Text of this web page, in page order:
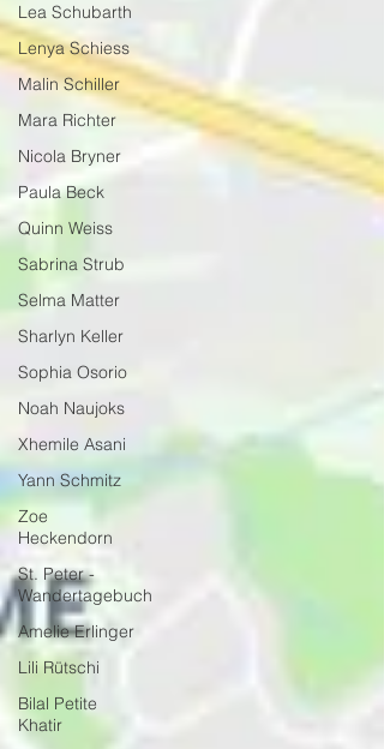
Lea Schubarth
Lenya Schiess
Malin Schiller
Mara Richter
Nicola Bryner
Paula Beck
Quinn Weiss
Sabrina Strub
Selma Matter
Sharlyn Keller
Sophia Osorio
Noah Naujoks
Xhemile Asani
Yann Schmitz
Zoe
Heckendorn
St. Peter -
Wandertagebuch
Amelie Erlinger
Lili Rütschi
Bilal Petite
Khatir